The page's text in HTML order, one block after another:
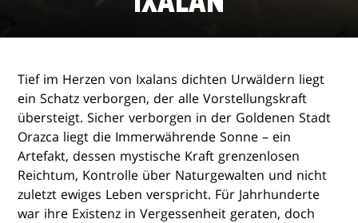
Tief im Herzen von Ixalans dichten Urwäldern liegt
ein Schatz verborgen, der alle Vorstellungskraft
übersteigt. Sicher verborgen in der Goldenen Stadt
Orazca liegt die Immerwährende Sonne – ein
Artefakt, dessen mystische Kraft grenzenlosen
Reichtum, Kontrolle über Naturgewalten und nicht
zuletzt ewiges Leben verspricht. Für Jahrhunderte
war ihre Existenz in Vergessenheit geraten, doch